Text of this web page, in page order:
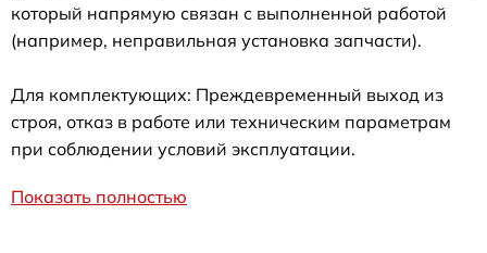
который напрямую связан с выполненной работой
(например, неправильная установка запчасти).
Для комплектующих: Преждевременный выход из
строя, отказ в работе или техническим параметрам
при соблюдении условий эксплуатации.
Показать полностью